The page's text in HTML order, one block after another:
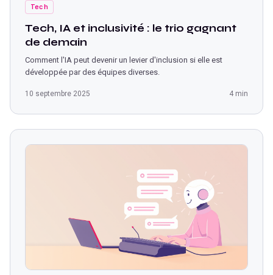
Tech
Tech, IA et inclusivité : le trio gagnant
de demain
Comment l'IA peut devenir un levier d'inclusion si elle est
développée par des équipes diverses.
10 septembre 2025 4 min